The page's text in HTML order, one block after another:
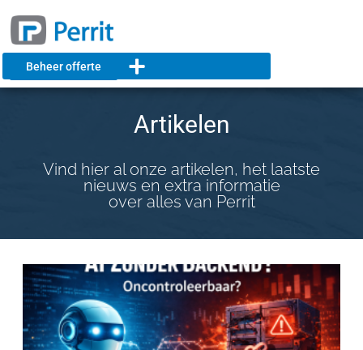
Beheer offerte
Artikelen
Vind hier al onze artikelen, het laatste
nieuws en extra informatie
over alles van Perrit